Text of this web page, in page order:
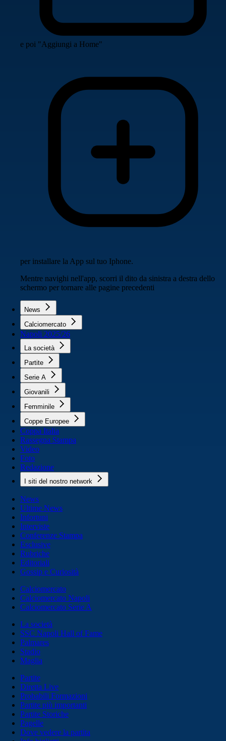
e poi "Aggiungi a Home"
per installare la App sul tuo Iphone.
Mentre navighi nell'app, scorri il dito da sinistra a destra dello
schermo per tornare alle pagine precedenti
News
Calciomercato
Napoli 2025/26
La società
Partite
Serie A
Giovanili
Femminile
Coppe Europee
Coppa Italia
Rassegna Stampa
Video
Foto
Redazione
I siti del nostro network
News
Ultime News
Infortuni
Interviste
Conferenze Stampa
Esclusive
Rubriche
Editoriali
Gossip e Curiosità
Calciomercato
Calciomercato Napoli
Calciomercato Serie A
La società
SSC Napoli Hall of Fame
Palmares
Stadio
Maglia
Partite
Diretta Live
Probabili Formazioni
Partite più importanti
Partite Storiche
Pagelle
Dove vedere la partita